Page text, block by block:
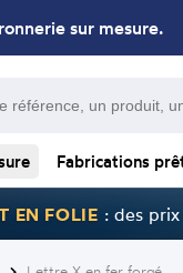
sur mesure.
Fabrications
EN FOLIE : des